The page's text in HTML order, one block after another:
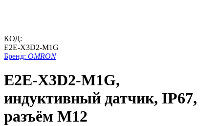
КОД:
E2E-X3D2-M1G
Бренд: OMRON
E2E-X3D2-M1G,
индуктивный датчик, IP67,
разъём M12